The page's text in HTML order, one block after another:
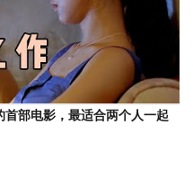
首部电影，最适合两个人一起